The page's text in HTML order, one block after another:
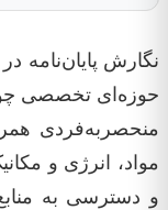
نگارش پایان‌نامه
حوزه‌ای تخصصی
منحصربه‌فردی
مواد، انرژی و
و دسترسی به